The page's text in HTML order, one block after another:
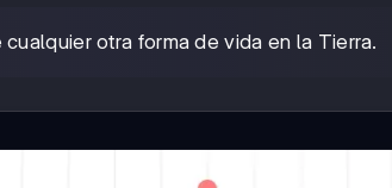
otra forma de vida en la Tierra.